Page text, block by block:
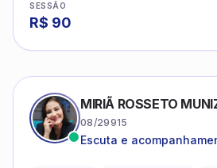
SESSÃO
R$ 90
MIRIÃ ROSSETO
08/29915
Escuta e